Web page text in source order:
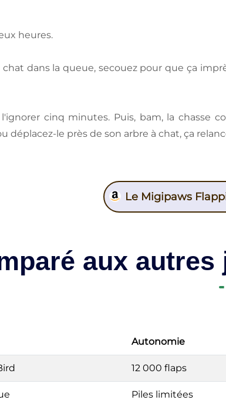
heures.
dans la queue, secouez pour que ça
cinq minutes. Puis, bam, la chasse
déplacez-le près de son arbre à chat, ça
Le Migipaws
aux
Autonomie
12 000 flaps
Piles limitées